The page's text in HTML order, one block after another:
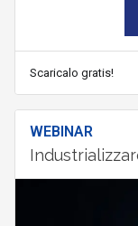
Scaricalo gratis!
WEBINAR